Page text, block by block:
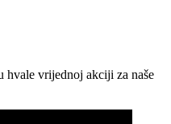
hvale vrijednoj akciji za naše